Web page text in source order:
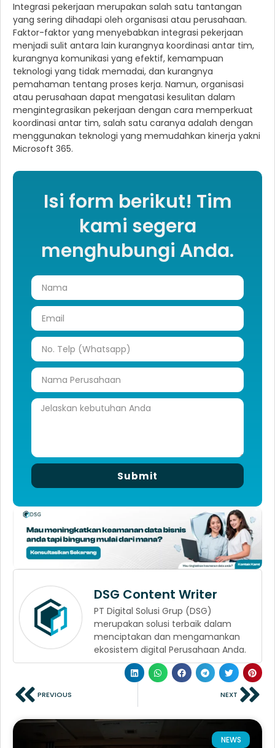
Integrasi pekerjaan merupakan salah satu tantangan
yang sering dihadapi oleh organisasi atau perusahaan.
Faktor-faktor yang menyebabkan integrasi pekerjaan
menjadi sulit antara lain kurangnya koordinasi antar tim,
kurangnya komunikasi yang efektif, kemampuan
teknologi yang tidak memadai, dan kurangnya
pemahaman tentang proses kerja. Namun, organisasi
atau perusahaan dapat mengatasi kesulitan dalam
mengintegrasikan pekerjaan dengan cara memperkuat
koordinasi antar tim, salah satu caranya adalah dengan
menggunakan teknologi yang memudahkan kinerja yakni
Microsoft 365.
Isi form berikut! Tim
kami segera
menghubungi Anda.
Submit
DSG Content Writer
PT Digital Solusi Grup (DSG)
merupakan solusi terbaik dalam
menciptakan dan mengamankan
ekosistem digital Perusahaan Anda.
PREVIOUS NEXT
NEWS